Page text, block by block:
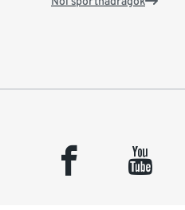
facebook youtube